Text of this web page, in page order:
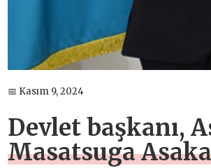
📅 Kasım 9, 2024
Devlet başkanı,
Masatsuga